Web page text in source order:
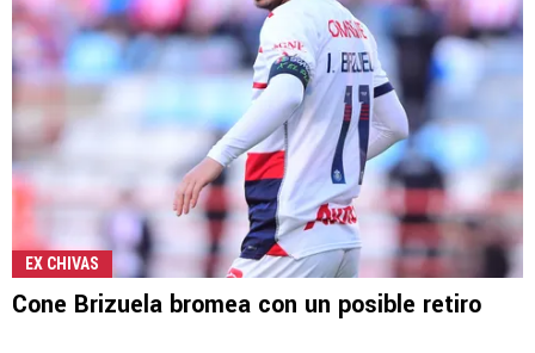
EX CHIVAS
Cone Brizuela bromea con un posible retiro